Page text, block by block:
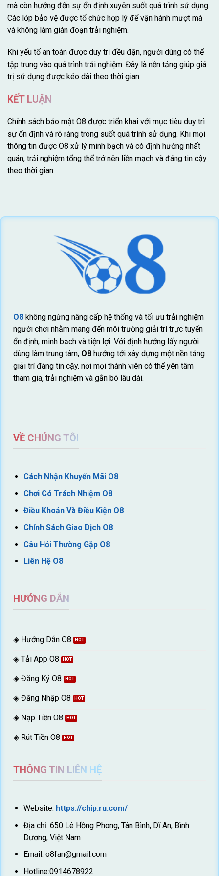
mà còn hướng đến sự ổn định xuyên suốt quá trình sử dụng.
Các lớp bảo vệ được tổ chức hợp lý để vận hành mượt mà
và không làm gián đoạn trải nghiệm.
Khi yếu tố an toàn được duy trì đều đặn, người dùng có thể
tập trung vào quá trình trải nghiệm. Đây là nền tảng giúp giá
trị sử dụng được kéo dài theo thời gian.
KẾT LUẬN
Chính sách bảo mật O8 được triển khai với mục tiêu duy trì
sự ổn định và rõ ràng trong suốt quá trình sử dụng. Khi mọi
thông tin được O8 xử lý minh bạch và có định hướng nhất
quán, trải nghiệm tổng thể trở nên liền mạch và đáng tin cậy
theo thời gian.
O8 không ngừng nâng cấp hệ thống và tối ưu trải nghiệm
người chơi nhằm mang đến môi trường giải trí trực tuyến
ổn định, minh bạch và tiện lợi. Với định hướng lấy người
dùng làm trung tâm, O8 hướng tới xây dựng một nền tảng
giải trí đáng tin cậy, nơi mọi thành viên có thể yên tâm
tham gia, trải nghiệm và gắn bó lâu dài.
VỀ CHÚNG TÔI
Cách Nhận Khuyến Mãi O8
Chơi Có Trách Nhiệm O8
Điều Khoản Và Điều Kiện O8
Chính Sách Giao Dịch O8
Câu Hỏi Thường Gặp O8
Liên Hệ O8
HƯỚNG DẪN
◈ Hướng Dẫn O8
◈ Tải App O8
◈ Đăng Ký O8
◈ Đăng Nhập O8
◈ Nạp Tiền O8
◈ Rút Tiền O8
THÔNG TIN LIÊN HỆ
Website: https://chip.ru.com/
Địa chỉ: 650 Lê Hồng Phong, Tân Bình, Dĩ An, Bình
Dương, Việt Nam
Email: o8fan@gmail.com
Hotline:0914678922